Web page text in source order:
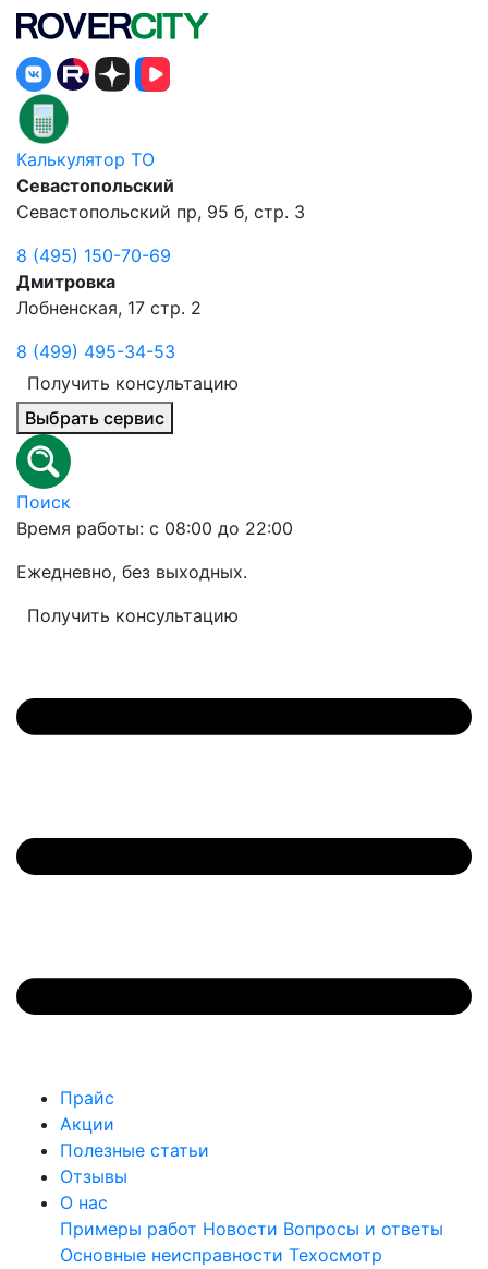
Калькулятор ТО
Севастопольский
Севастопольский пр, 95 б, стр. 3
8 (495) 150-70-69
Дмитровка
Лобненская, 17 стр. 2
8 (499) 495-34-53
Получить консультацию
Выбрать сервис
Поиск
Время работы: с 08:00 до 22:00
Ежедневно, без выходных.
Получить консультацию
Прайс
Акции
Полезные статьи
Отзывы
О нас
Примеры работ Новости Вопросы и ответы
Основные неисправности Техосмотр